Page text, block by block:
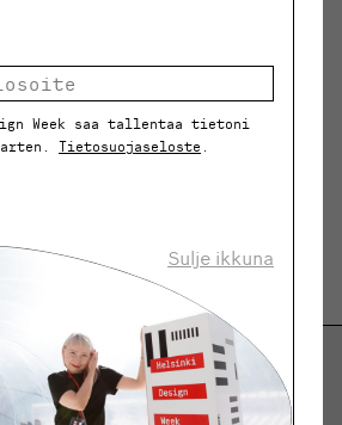
Week saa tallentaa tietoni
Tietosuojaseloste
Sulje ikkuna